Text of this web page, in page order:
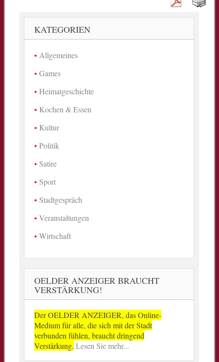
KATEGORIEN
Allgemeines
Games
Heimatgeschichte
Kochen & Essen
Kultur
Politik
Satire
Sport
Stadtgespräch
Veranstaltungen
Wirtschaft
OELDER ANZEIGER BRAUCHT
VERSTÄRKUNG!
Der OELDER ANZEIGER, das Online-
Medium für alle, die sich mit der Stadt
verbunden fühlen, braucht dringend
Verstärkung. Lesen Sie mehr...